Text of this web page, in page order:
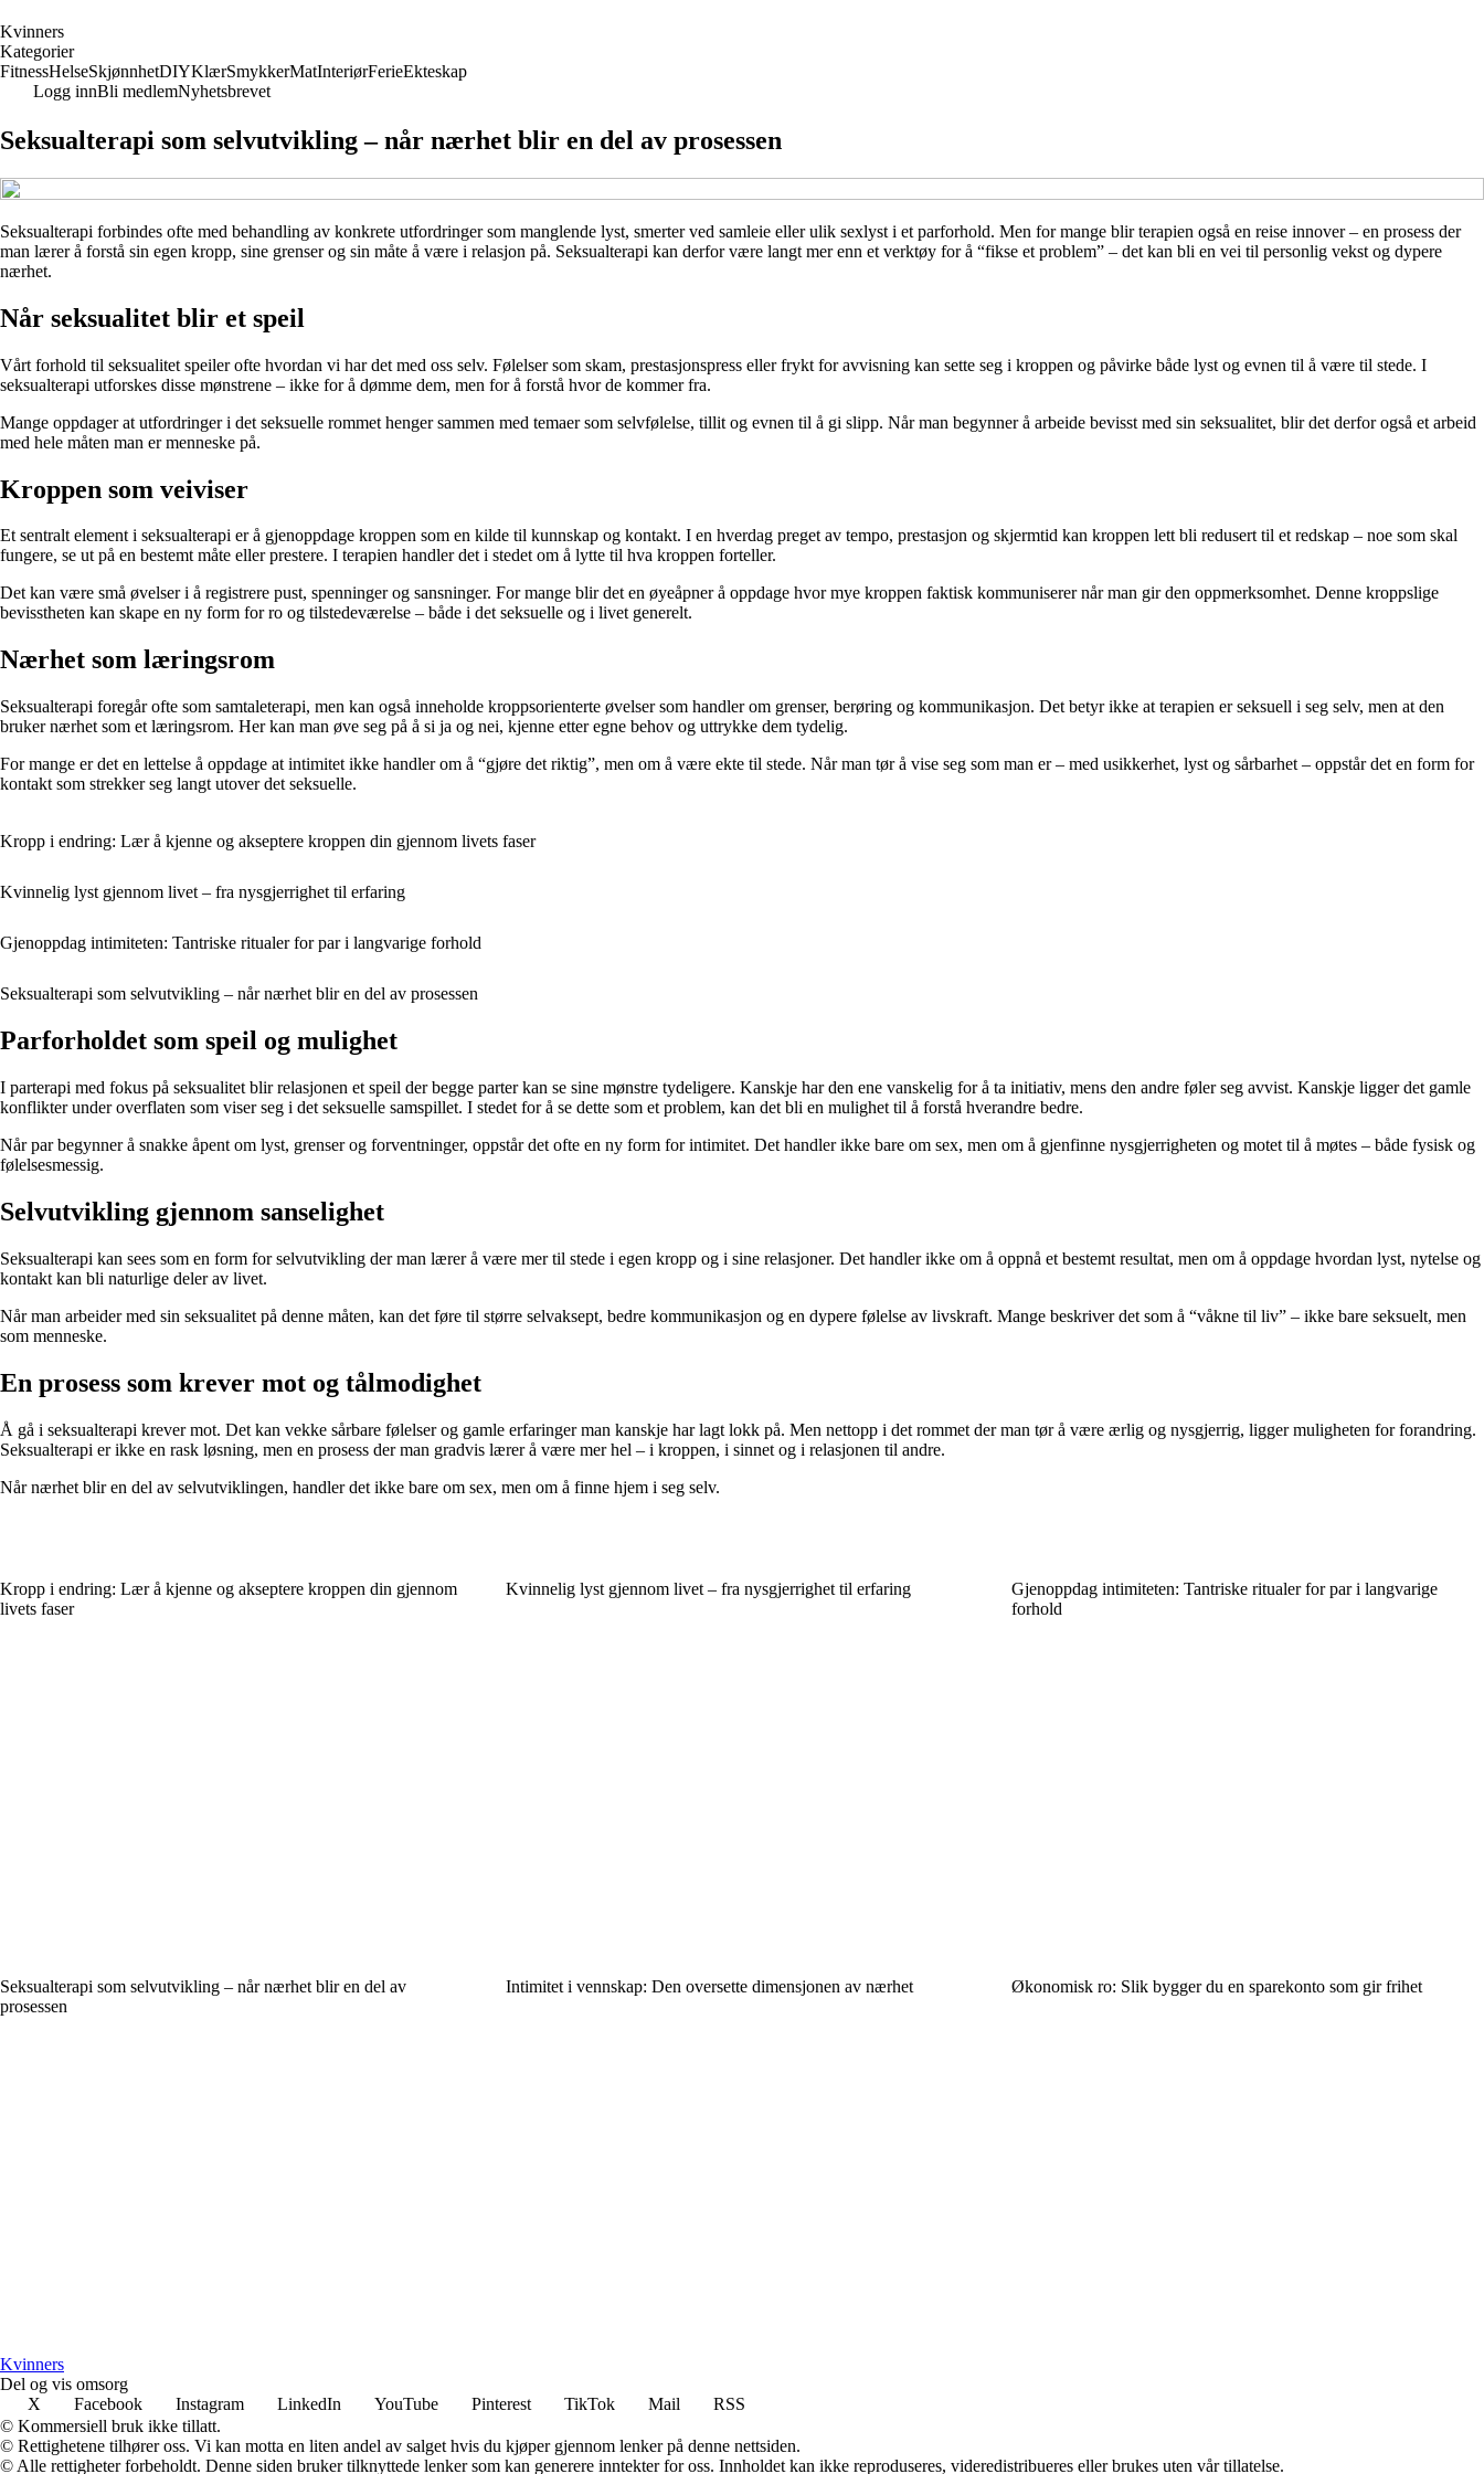
Kvinners
Kategorier
FitnessHelseSkjønnhetDIYKlærSmykkerMatInteriørFerieEkteskap
Logg innBli medlemNyhetsbrevet
Seksualterapi som selvutvikling – når nærhet blir en del av prosessen
Seksualterapi forbindes ofte med behandling av konkrete utfordringer som manglende lyst, smerter ved samleie eller ulik sexlyst i et parforhold. Men for mange blir terapien også en reise innover – en prosess der
man lærer å forstå sin egen kropp, sine grenser og sin måte å være i relasjon på. Seksualterapi kan derfor være langt mer enn et verktøy for å “fikse et problem” – det kan bli en vei til personlig vekst og dypere
nærhet.
Når seksualitet blir et speil
Vårt forhold til seksualitet speiler ofte hvordan vi har det med oss selv. Følelser som skam, prestasjonspress eller frykt for avvisning kan sette seg i kroppen og påvirke både lyst og evnen til å være til stede. I
seksualterapi utforskes disse mønstrene – ikke for å dømme dem, men for å forstå hvor de kommer fra.
Mange oppdager at utfordringer i det seksuelle rommet henger sammen med temaer som selvfølelse, tillit og evnen til å gi slipp. Når man begynner å arbeide bevisst med sin seksualitet, blir det derfor også et arbeid
med hele måten man er menneske på.
Kroppen som veiviser
Et sentralt element i seksualterapi er å gjenoppdage kroppen som en kilde til kunnskap og kontakt. I en hverdag preget av tempo, prestasjon og skjermtid kan kroppen lett bli redusert til et redskap – noe som skal
fungere, se ut på en bestemt måte eller prestere. I terapien handler det i stedet om å lytte til hva kroppen forteller.
Det kan være små øvelser i å registrere pust, spenninger og sansninger. For mange blir det en øyeåpner å oppdage hvor mye kroppen faktisk kommuniserer når man gir den oppmerksomhet. Denne kroppslige
bevisstheten kan skape en ny form for ro og tilstedeværelse – både i det seksuelle og i livet generelt.
Nærhet som læringsrom
Seksualterapi foregår ofte som samtaleterapi, men kan også inneholde kroppsorienterte øvelser som handler om grenser, berøring og kommunikasjon. Det betyr ikke at terapien er seksuell i seg selv, men at den
bruker nærhet som et læringsrom. Her kan man øve seg på å si ja og nei, kjenne etter egne behov og uttrykke dem tydelig.
For mange er det en lettelse å oppdage at intimitet ikke handler om å “gjøre det riktig”, men om å være ekte til stede. Når man tør å vise seg som man er – med usikkerhet, lyst og sårbarhet – oppstår det en form for
kontakt som strekker seg langt utover det seksuelle.
Kropp i endring: Lær å kjenne og akseptere kroppen din gjennom livets faser
Kvinnelig lyst gjennom livet – fra nysgjerrighet til erfaring
Gjenoppdag intimiteten: Tantriske ritualer for par i langvarige forhold
Seksualterapi som selvutvikling – når nærhet blir en del av prosessen
Parforholdet som speil og mulighet
I parterapi med fokus på seksualitet blir relasjonen et speil der begge parter kan se sine mønstre tydeligere. Kanskje har den ene vanskelig for å ta initiativ, mens den andre føler seg avvist. Kanskje ligger det gamle
konflikter under overflaten som viser seg i det seksuelle samspillet. I stedet for å se dette som et problem, kan det bli en mulighet til å forstå hverandre bedre.
Når par begynner å snakke åpent om lyst, grenser og forventninger, oppstår det ofte en ny form for intimitet. Det handler ikke bare om sex, men om å gjenfinne nysgjerrigheten og motet til å møtes – både fysisk og
følelsesmessig.
Selvutvikling gjennom sanselighet
Seksualterapi kan sees som en form for selvutvikling der man lærer å være mer til stede i egen kropp og i sine relasjoner. Det handler ikke om å oppnå et bestemt resultat, men om å oppdage hvordan lyst, nytelse og
kontakt kan bli naturlige deler av livet.
Når man arbeider med sin seksualitet på denne måten, kan det føre til større selvaksept, bedre kommunikasjon og en dypere følelse av livskraft. Mange beskriver det som å “våkne til liv” – ikke bare seksuelt, men
som menneske.
En prosess som krever mot og tålmodighet
Å gå i seksualterapi krever mot. Det kan vekke sårbare følelser og gamle erfaringer man kanskje har lagt lokk på. Men nettopp i det rommet der man tør å være ærlig og nysgjerrig, ligger muligheten for forandring.
Seksualterapi er ikke en rask løsning, men en prosess der man gradvis lærer å være mer hel – i kroppen, i sinnet og i relasjonen til andre.
Når nærhet blir en del av selvutviklingen, handler det ikke bare om sex, men om å finne hjem i seg selv.
Kropp i endring: Lær å kjenne og akseptere kroppen din gjennom
livets faser
Kvinnelig lyst gjennom livet – fra nysgjerrighet til erfaring
Gjenoppdag intimiteten: Tantriske ritualer for par i langvarige
forhold
Seksualterapi som selvutvikling – når nærhet blir en del av
prosessen
Intimitet i vennskap: Den oversette dimensjonen av nærhet Økonomisk ro: Slik bygger du en sparekonto som gir frihet
Kvinners
Del og vis omsorg
X
Facebook Instagram LinkedIn YouTube Pinterest TikTok Mail
RSS
© Kommersiell bruk ikke tillatt.
© Rettighetene tilhører oss. Vi kan motta en liten andel av salget hvis du kjøper gjennom lenker på denne nettsiden.
© Alle rettigheter forbeholdt. Denne siden bruker tilknyttede lenker som kan generere inntekter for oss. Innholdet kan ikke reproduseres, videredistribueres eller brukes uten vår tillatelse.